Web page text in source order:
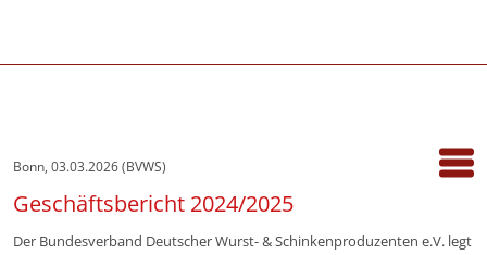
Bonn, 03.03.2026 (BVWS)
Geschäftsbericht 2024/2025
Der Bundesverband Deutscher Wurst- & Schinken­produzenten e.V. legt